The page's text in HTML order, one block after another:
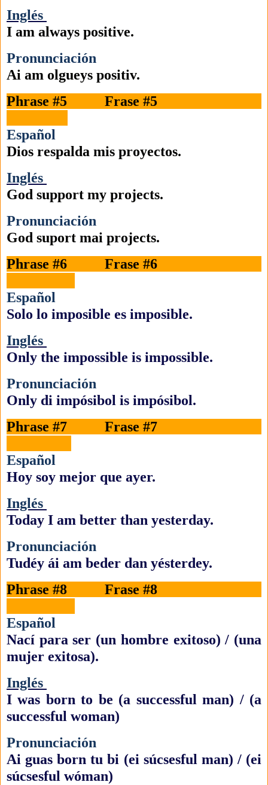
Inglés
I am always positive.
Pronunciación
Ai am olgueys positiv.
Phrase #5 Frase #5
Español
Dios respalda mis proyectos.
Inglés
God support my projects.
Pronunciación
God suport mai projects.
Phrase #6 Frase #6
Español
Solo lo imposible es imposible.
Inglés
Only the impossible is impossible.
Pronunciación
Only di impósibol is impósibol.
Phrase #7 Frase #7
Español
Hoy soy mejor que ayer.
Inglés
Today I am better than yesterday.
Pronunciación
Tudéy ái am beder dan yésterdey.
Phrase #8 Frase #8
Español
Nací para ser (un hombre exitoso) / (una
mujer exitosa).
Inglés
I was born to be (a successful man) / (a
successful woman)
Pronunciación
Ai guas born tu bi (ei súcsesful man) / (ei
súcsesful wóman)